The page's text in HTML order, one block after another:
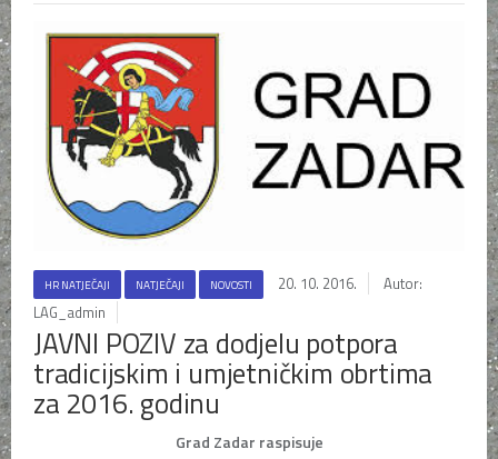
HR NATJEČAJI NATJEČAJI NOVOSTI 20. 10. 2016.
Autor:
LAG_admin
JAVNI POZIV za dodjelu potpora
tradicijskim i umjetničkim obrtima
za 2016. godinu
Grad Zadar raspisuje